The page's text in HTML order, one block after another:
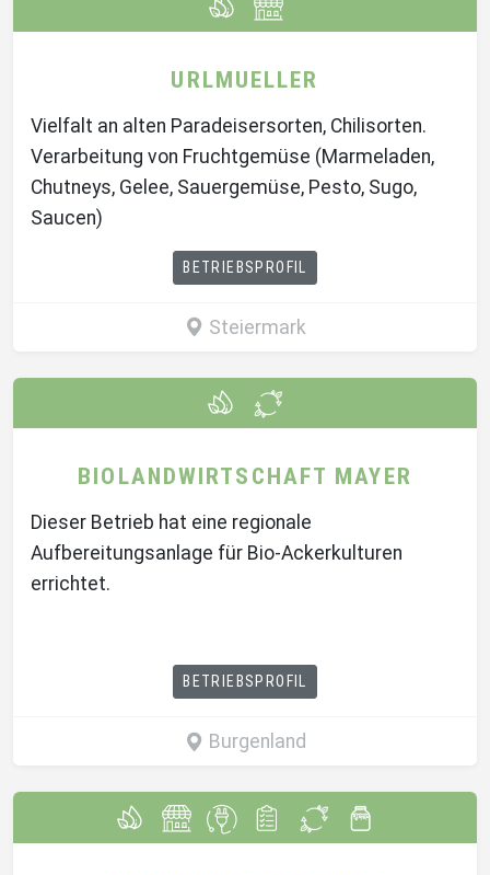
URLMUELLER
Vielfalt an alten Paradeisersorten, Chilisorten.
Verarbeitung von Fruchtgemüse (Marmeladen,
Chutneys, Gelee, Sauergemüse, Pesto, Sugo,
Saucen)
BETRIEBSPROFIL
Steiermark
BIOLANDWIRTSCHAFT MAYER
Dieser Betrieb hat eine regionale
Aufbereitungsanlage für Bio-Ackerkulturen
errichtet.
BETRIEBSPROFIL
Burgenland